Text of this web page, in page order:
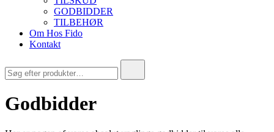
GODBIDDER
TILBEHØR
Om Hos Fido
Kontakt
efter:
Godbidder